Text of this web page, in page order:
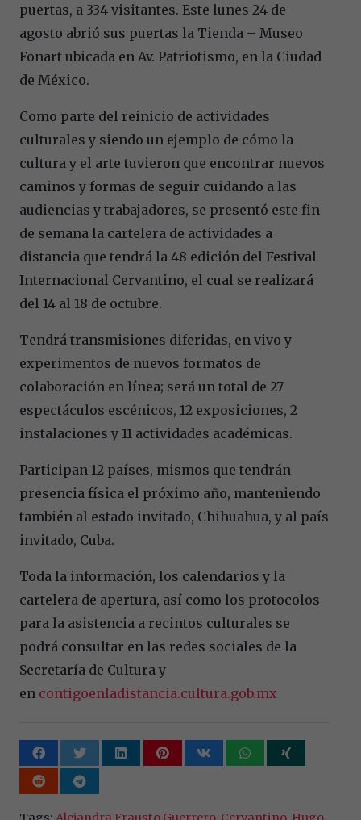
puertas, a 334 visitantes. Este lunes 24 de
agosto abrió sus puertas la Tienda – Museo
Fonart ubicada en Av. Patriotismo, en la Ciudad
de México.
Como parte del reinicio de actividades
culturales y siendo un ejemplo de cómo la
cultura y el arte tuvieron que encontrar nuevos
caminos y formas de seguir cuidando a las
audiencias y trabajadores, se presentó este fin
de semana la cartelera de actividades a
distancia que tendrá la 48 edición del Festival
Internacional Cervantino, el cual se realizará
del 14 al 18 de octubre.
Tendrá transmisiones diferidas, en vivo y
experimentos de nuevos formatos de
colaboración en línea; será un total de 27
espectáculos escénicos, 12 exposiciones, 2
instalaciones y 11 actividades académicas.
Participan 12 países, mismos que tendrán
presencia física el próximo año, manteniendo
también al estado invitado, Chihuahua, y al país
invitado, Cuba.
Toda la información, los calendarios y la
cartelera de apertura, así como los protocolos
para la asistencia a recintos culturales se
podrá consultar en las redes sociales de la
Secretaría de Cultura y
en contigoenladistancia.cultura.gob.mx